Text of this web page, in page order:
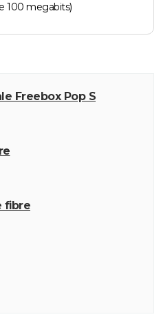
100 megabits)
Freebox Pop S
fibre